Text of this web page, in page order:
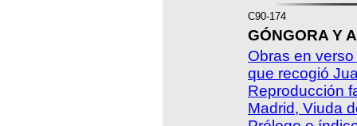
C90-174
GÓNGORA Y
Obras en
que recogió
Reproducción
Madrid, Viuda